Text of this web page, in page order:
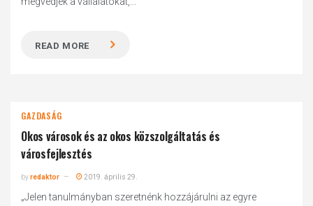
READ MORE
GAZDASÁG
Okos városok és az okos közszolgáltatás és
városfejlesztés
byredaktor 2019. április 29.
„Jelen tanulmányban szeretnénk hozzájárulni az egyre